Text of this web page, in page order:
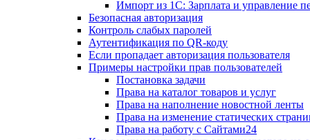
Импорт из 1С: Зарплата и управление
Безопасная авторизация
Контроль слабых паролей
Аутентификация по QR-коду
Если пропадает авторизация пользователя
Примеры настройки прав пользователей
Постановка задачи
Права на каталог товаров и услуг
Права на наполнение новостной ленты
Права на изменение статических
Права на работу с Сайтами24